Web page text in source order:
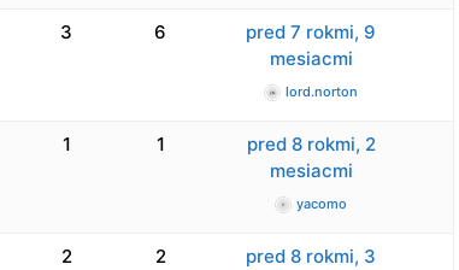
3 6
pred 7 rokmi, 9
mesiacmi
lord.norton
1 1
pred 8 rokmi, 2
mesiacmi
yacomo
2 2
pred 8 rokmi, 3